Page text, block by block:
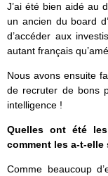
J’ai été bien aidé au
un ancien du board
d’accéder aux
autant français
Nous avons ensuite
de recruter de bons
intelligence !
Quelles ont été
comment les a-t-elle
Comme beaucoup